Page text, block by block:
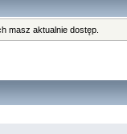
masz aktualnie dostęp.